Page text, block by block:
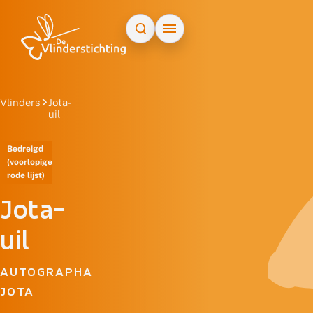
Vlinders
Jota-
uil
Bedreigd
(voorlopige
rode lijst)
Jota-
uil
AUTOGRAPHA
JOTA